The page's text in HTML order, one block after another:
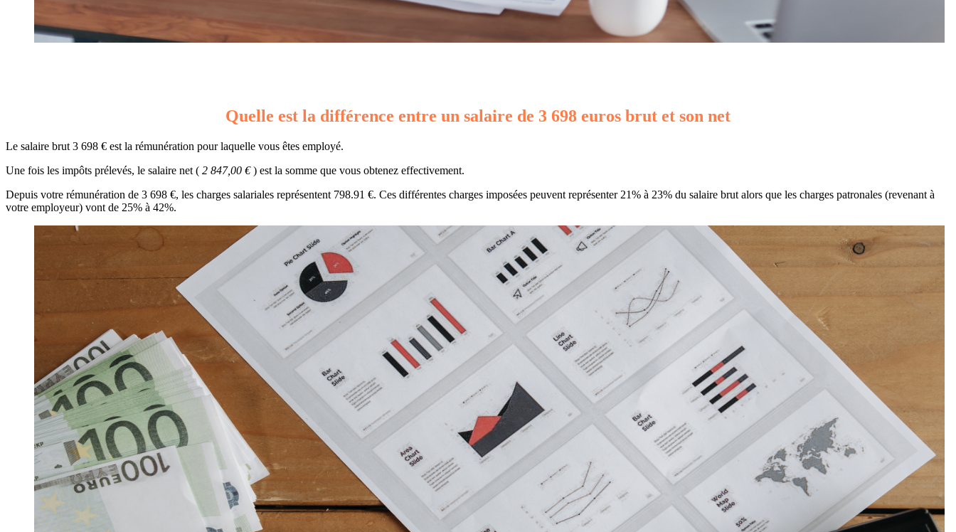
Quelle est la différence entre un salaire de 3 698 euros brut et son net
Le salaire brut 3 698 € est la rémunération pour laquelle vous êtes employé.
Une fois les impôts prélevés, le salaire net ( 2 847,00 €) est la somme que vous obtenez effectivement.
Depuis votre rémunération de 3 698 €, les charges salariales représentent 798.91 €. Ces différentes charges imposées peuvent représenter 21% à 23% du salaire brut alors que les charges patronales (revenant à
votre employeur) vont de 25% à 42%.